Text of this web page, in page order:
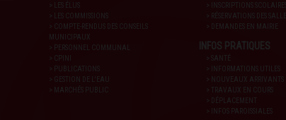
> COMPTE-RENDUS DES CONSEILS
MUNICIPAUX
> PERSONNEL COMMUNAL
> CPINI
> PUBLICATIONS
> GESTION DE L'EAU
> MARCHÉS PUBLIC
> INSCRIPTIONS SCOLAIRES
> RÉSERVATIONS DES SALLES
> DEMANDES EN MAIRIE
INFOS PRATIQUES
> SANTÉ
> INFORMATIONS UTILES
> NOUVEAUX ARRIVANTS
> TRAVAUX EN COURS
> DÉPLACEMENT
> INFOS PAROISSIALES